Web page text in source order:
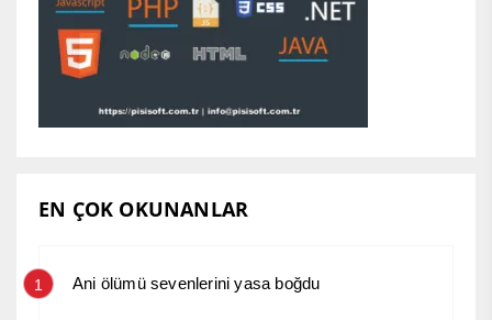
EN ÇOK OKUNANLAR
1 Ani ölümü sevenlerini yasa boğdu